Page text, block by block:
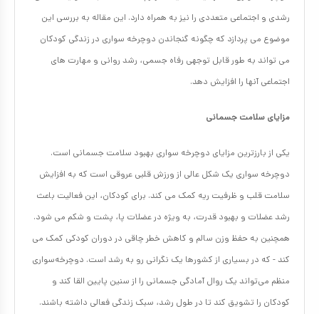
رشدی و اجتماعی متعددی را نیز به همراه دارد. این مقاله به بررسی این
موضوع می پردازد که چگونه گنجاندن دوچرخه سواری در زندگی کودکان
می تواند به طور قابل توجهی رفاه جسمی، رشد روانی و مهارت های
اجتماعی آنها را افزایش دهد.
مزایای سلامت جسمانی
یکی از بارزترین مزایای دوچرخه سواری بهبود سلامت جسمانی است.
دوچرخه سواری یک شکل عالی از ورزش قلبی عروقی است که به افزایش
سلامت قلب و ظرفیت ریه کمک می کند. برای کودکان، این فعالیت باعث
رشد عضلات و بهبود قدرت، به ویژه در عضلات پا، پشت و شکم می شود.
همچنین به حفظ وزن سالم و کاهش خطر چاقی در دوران کودکی کمک می
کند - که در بسیاری از کشورها یک نگرانی رو به رشد است. دوچرخه‌سواری
منظم می‌تواند یک روال آمادگی جسمانی را از سنین پایین القا کند و
کودکان را تشویق کند تا در طول رشد، سبک زندگی فعالی داشته باشند.